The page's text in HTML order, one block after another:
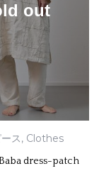
out
ス, Clothes
dress-patch